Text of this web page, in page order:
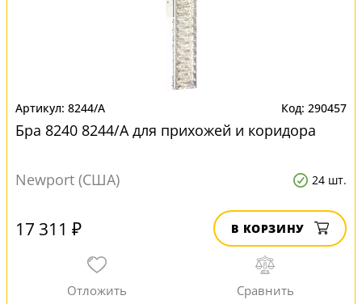
8244/A 290457
Бра 8240 8244/A для прихожей и коридора
Newport (США) 24 шт.
17 311 ₽ В КОРЗИНУ